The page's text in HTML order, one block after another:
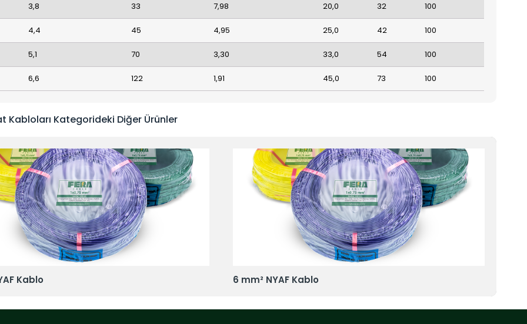
3,8 33 7,98 20,0 32 100
4,4 45 4,95 25,0 42 100
5,1 70 3,30 33,0 54 100
6,6 122 1,91 45,0 73 100
Kabloları Kategorideki Diğer Ürünler
Kablo 6 mm² NYAF Kablo